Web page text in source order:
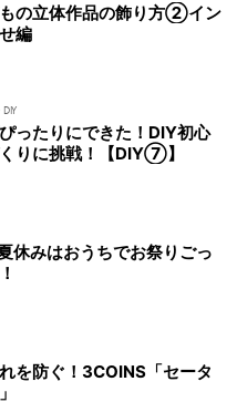
の立体作品の飾り方②イン
編
ったりにできた！DIY初心
りに挑戦！【DIY⑦】
休みはおうちでお祭りごっ
を防ぐ！3COINS「セータ